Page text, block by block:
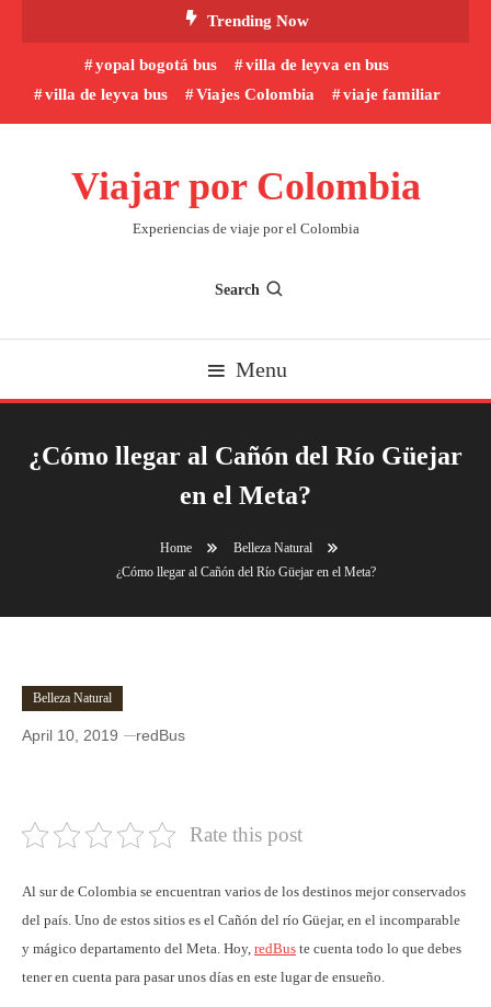
Trending Now
yopal bogotá bus
villa de leyva en bus
villa de leyva bus
Viajes Colombia viaje familiar
Viajar por Colombia
Experiencias de viaje por el Colombia
Search
Menu
¿Cómo llegar al Cañón del Río Güejar
en el Meta?
Home
Belleza Natural
¿Cómo llegar al Cañón del Río Güejar en el Meta?
Belleza Natural
April 10, 2019 redBus
Rate this post
Al sur de Colombia se encuentran varios de los destinos mejor conservados
del país. Uno de estos sitios es el Cañón del río Güejar, en el incomparable
y mágico departamento del Meta. Hoy, redBus te cuenta todo lo que debes
tener en cuenta para pasar unos días en este lugar de ensueño.